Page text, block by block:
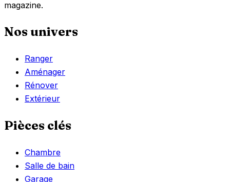
magazine.
Nos univers
Ranger
Aménager
Rénover
Extérieur
Pièces clés
Chambre
Salle de bain
Garage